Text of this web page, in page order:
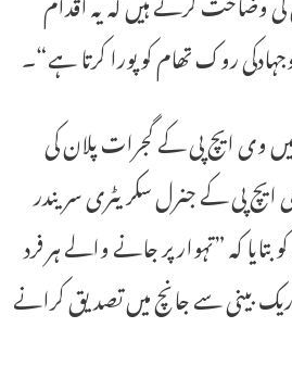
روک تھام کو پورا کرتا ہے“۔
وی ایچ پی کے گجرات پلان کی
پی کے جنرل سکریٹری سریندر
کہ ”تہوار پر جانے والے ہر فرد
بینی سے جانچ میں تصدیق کرانے